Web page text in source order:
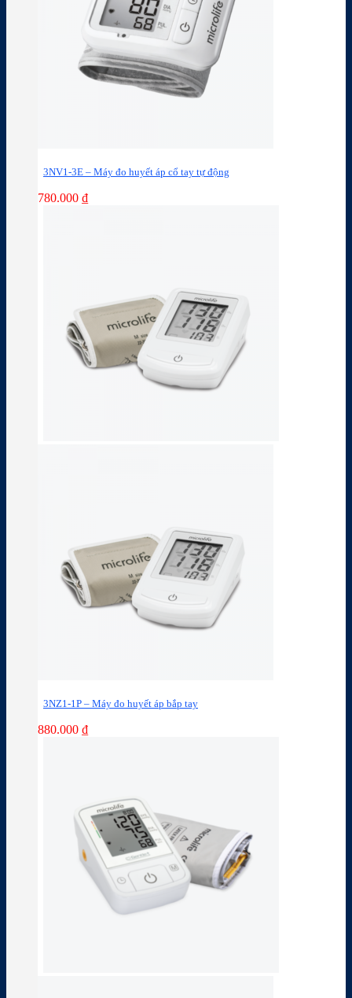
3NV1-3E – Máy đo huyết áp cổ tay tự động
780.000 ₫
3NZ1-1P – Máy đo huyết áp bắp tay
880.000 ₫